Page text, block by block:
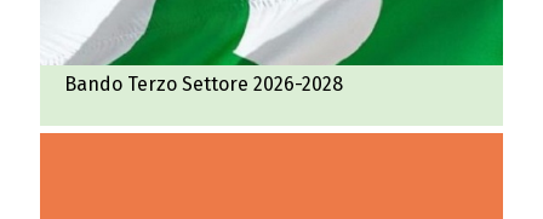
Bando Terzo Settore 2026-2028